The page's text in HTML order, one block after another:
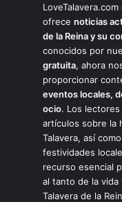
LoveTalavera.com
ofrece noticias
de la Reina y su
conocidos por
gratuita, ahora
proporcionar
eventos locales,
ocio. Los
artículos sobre la
Talavera, así
festividades
recurso esencial
al tanto de la
Talavera de la